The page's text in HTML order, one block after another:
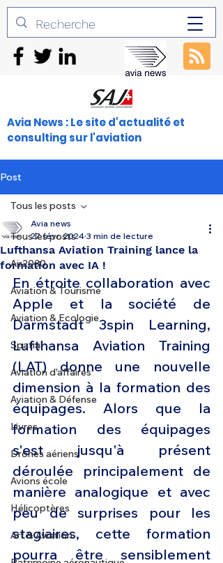
Avia News : Le site d'actualité et
consulting sur l'aviation
Post
Tous les posts
Air2030
Aviation & Tourisme
Aviation & Ecologie
Spatial
Aviation d'affaires
Aviation & Défense
Livres
Drones aériens
Avions école
Hélicoptères
Art & Aviation
Tous les posts
Lufthansa Aviation Training lance la
formation avec IA !
Avia news
27 févr. 2024 3 min de lecture
En étroite collaboration avec
Apple et la société de
Darmstadt 3spin Learning,
Lufthansa Aviation Training
(LAT) donne une nouvelle
dimension à la formation des
équipages. Alors que la
formation des équipages
s'est jusqu'à présent
déroulée principalement de
manière analogique et avec
peu de surprises pour les
stagiaires, cette formation
pourra être sensiblement